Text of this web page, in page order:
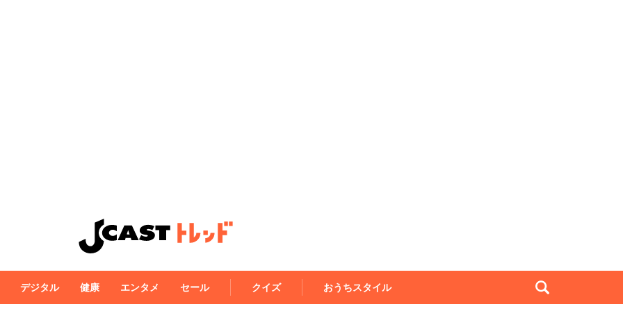
デジタル 健康 エンタメ セール クイズ おうちスタイル